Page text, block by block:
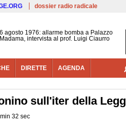
Salta al contenuto
dossier radio radicale
6 agosto 1976: allarme bomba a Palazzo
Madama, intervista al prof. Luigi Ciaurro
DIRETTE AGENDA
sull'iter della
32 sec